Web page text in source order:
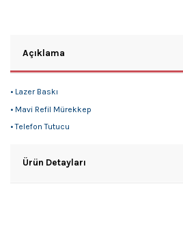
Açıklama
• Lazer Baskı
• Mavi Refil Mürekkep
• Telefon Tutucu
Ürün Detayları